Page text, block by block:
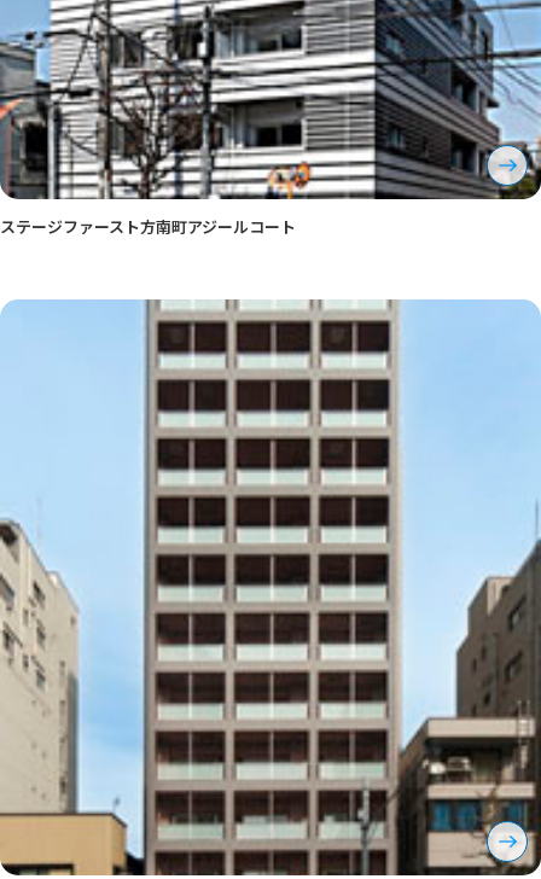
ステージファースト方南町アジールコート